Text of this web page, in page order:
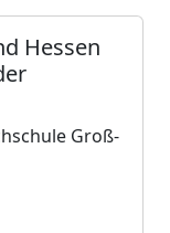
Hessen
Groß-